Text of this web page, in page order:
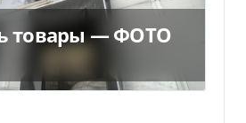
товары — ФОТО